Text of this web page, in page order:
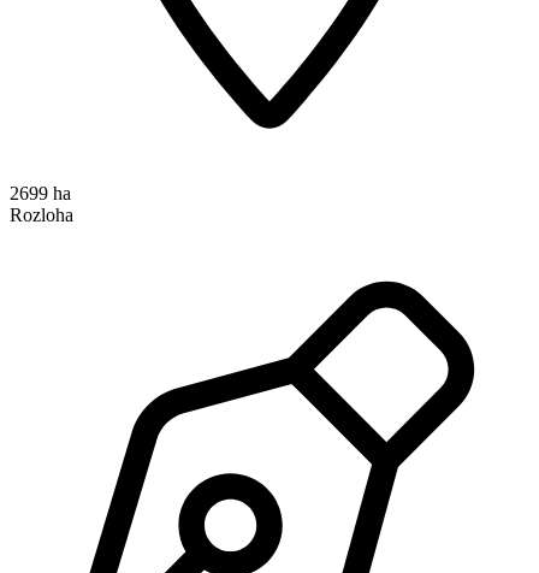
2699 ha
Rozloha